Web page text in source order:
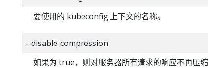
要使用的 kubeconfig 上下文的名称。
--disable-compression
如果为 true，则对服务器所有请求的响应不再压缩。